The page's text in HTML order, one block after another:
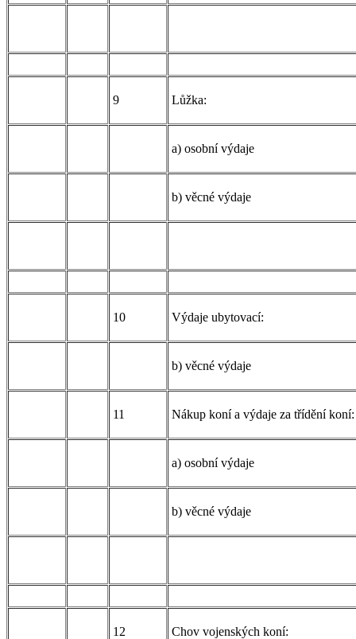
9 Lůžka:
a) osobní výdaje
b) věcné výdaje
10 Výdaje ubytovací:
b) věcné výdaje
11 Nákup koní a výdaje za třídění koní:
a) osobní výdaje
b) věcné výdaje
12 Chov vojenských koní: